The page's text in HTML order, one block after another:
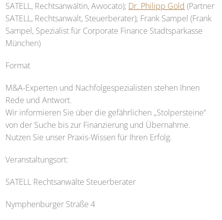
SATELL, Rechtsanwältin, Avvocato); Dr. Philipp Gold (Partner
SATELL, Rechtsanwalt, Steuerberater); Frank Sampel (Frank
Sampel, Spezialist für Corporate Finance Stadtsparkasse
München)
Format
M&A-Experten und Nachfolgespezialisten stehen Ihnen
Rede und Antwort.
Wir informieren Sie über die gefährlichen „Stolpersteine“
von der Suche bis zur Finanzierung und Übernahme.
Nutzen Sie unser Praxis-Wissen für Ihren Erfolg.
Veranstaltungsort:
SATELL Rechtsanwälte Steuerberater
Nymphenburger Straße 4